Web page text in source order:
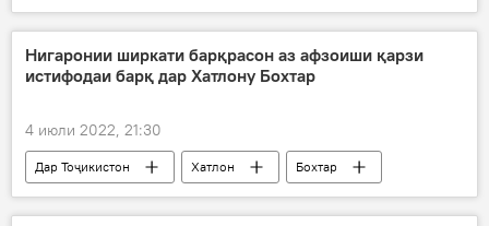
мошин
Нигаронии ширкати барқрасон аз афзоиши қарзи
истифодаи барқ дар Хатлону Бохтар
4 июли 2022, 21:30
Дар Тоҷикистон Хатлон
Бохтар
барқ
қарзҳо
мақомот